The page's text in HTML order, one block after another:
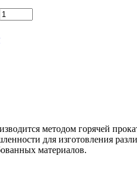
методом горячей
для изготовления
материалов.